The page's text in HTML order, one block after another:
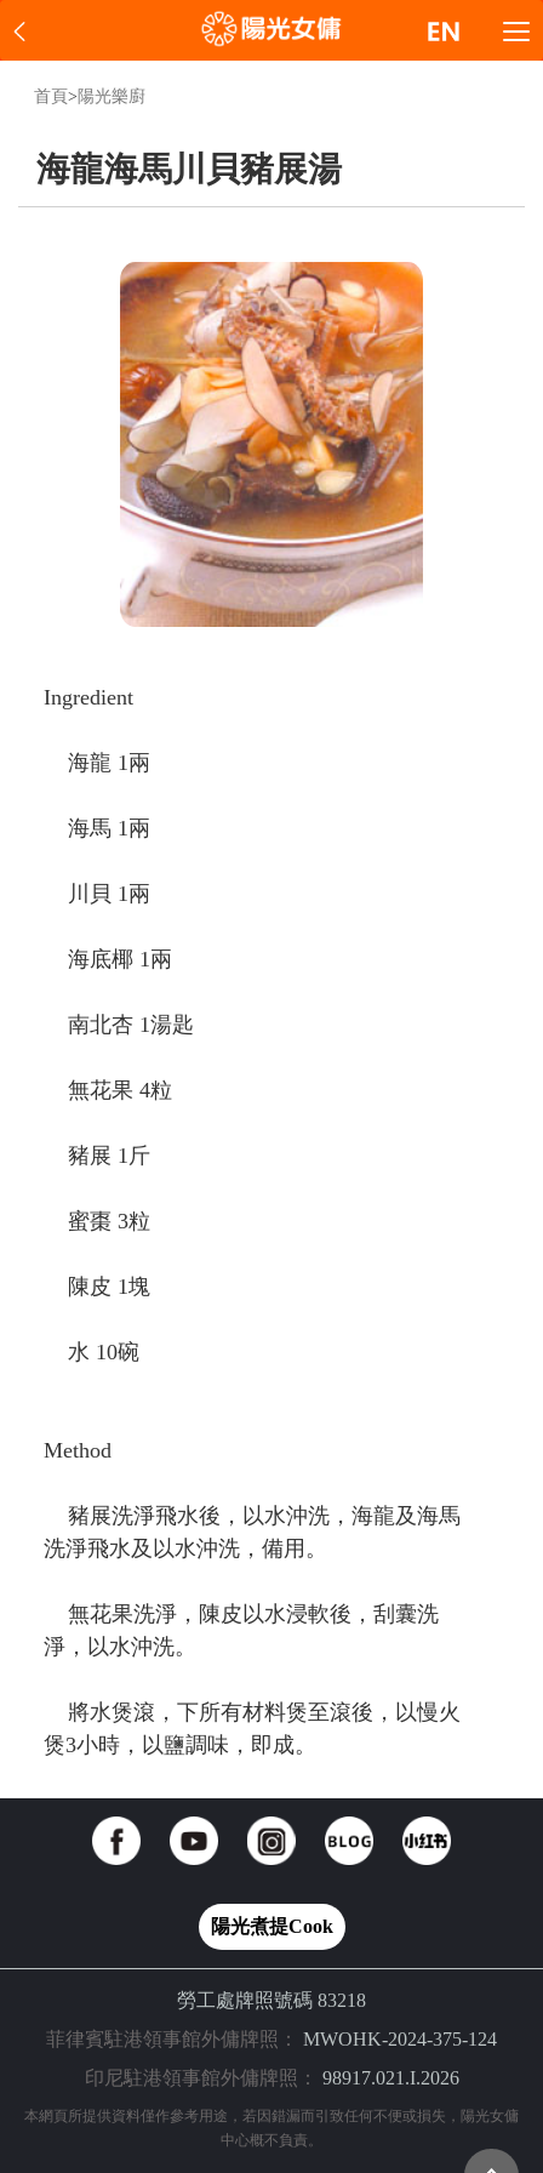
首頁> 陽光樂廚
海龍海馬川貝豬展湯
Ingredient
海龍 1兩
海馬 1兩
川貝 1兩
海底椰 1兩
南北杏 1湯匙
無花果 4粒
豬展 1斤
蜜棗 3粒
陳皮 1塊
水 10碗
Method
豬展洗淨飛水後，以水沖洗，海龍及海馬
洗淨飛水及以水沖洗，備用。
無花果洗淨，陳皮以水浸軟後，刮囊洗
淨，以水沖洗。
將水煲滾，下所有材料煲至滾後，以慢火
煲3小時，以鹽調味，即成。
陽光煮提Cook
勞工處牌照號碼 83218
菲律賓駐港領事館外傭牌照： MWOHK-2024-375-124
印尼駐港領事館外傭牌照： 98917.021.I.2026
本網頁所提供資料僅作參考用途，若因錯漏而引致任何不便或損失，陽光女傭
中心概不負責。